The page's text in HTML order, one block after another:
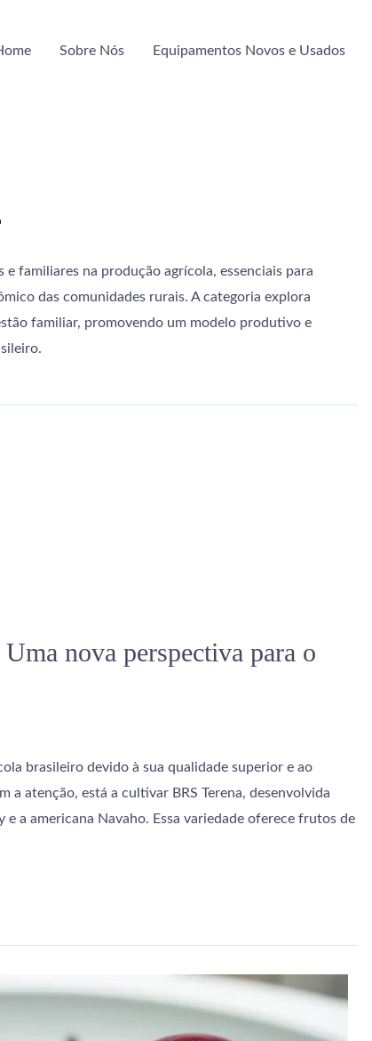
Sobre Nós Equipamentos Novos e Usados
e familiares na produção agrícola, essenciais para
das comunidades rurais. A categoria explora
familiar, promovendo um modelo produtivo e
nova perspectiva para o
brasileiro devido à sua qualidade superior e ao
a atenção, está a cultivar BRS Terena, desenvolvida
a americana Navaho. Essa variedade oferece frutos de